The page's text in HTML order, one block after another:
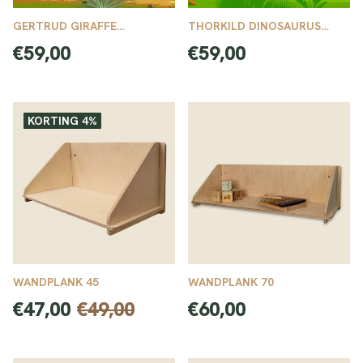
GERTRUD GIRAFFE
WANDPLANK
Normale
€59,00
THORKILD DINOSAURUS
WANDPLANK
Normale
€59,00
KORTING 4%
WANDPLANK 45
Verkoopprijs
€47,00
Normale €49,00
WANDPLANK 70
Normale
€60,00